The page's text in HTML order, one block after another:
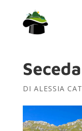
DI ALESSIA